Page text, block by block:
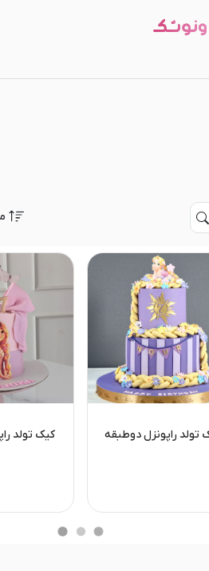
تولد راپونزل دوطبقه کیک تولد